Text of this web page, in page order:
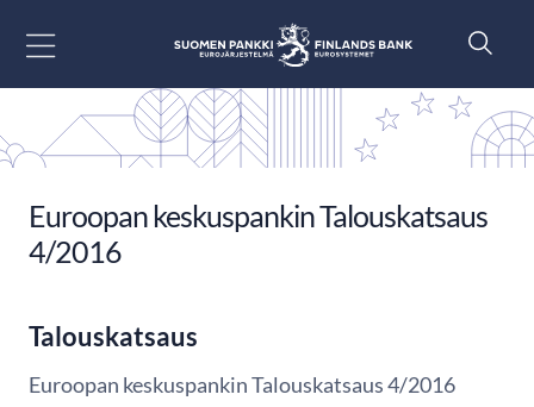
Euroopan keskuspankin Talouskatsaus
4/2016
Talouskatsaus
Euroopan keskuspankin Talouskatsaus 4/2016